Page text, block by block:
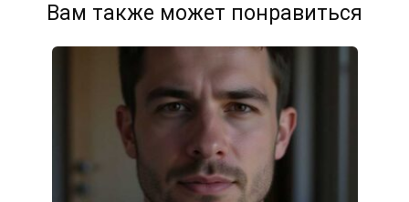
Вам также может понравиться